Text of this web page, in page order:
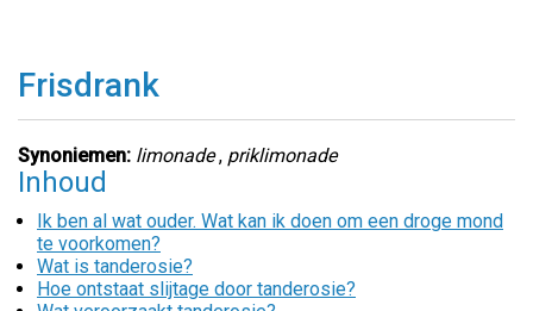
Frisdrank
Synoniemen: limonade, priklimonade
Inhoud
Ik ben al wat ouder. Wat kan ik doen om een droge mond
te voorkomen?
Wat is tanderosie?
Hoe ontstaat slijtage door tanderosie?